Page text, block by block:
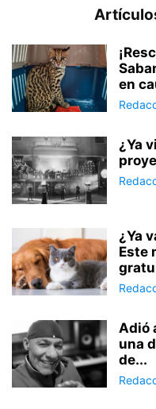
en
¿Ya
¿Ya
Este
Adió
una
de...